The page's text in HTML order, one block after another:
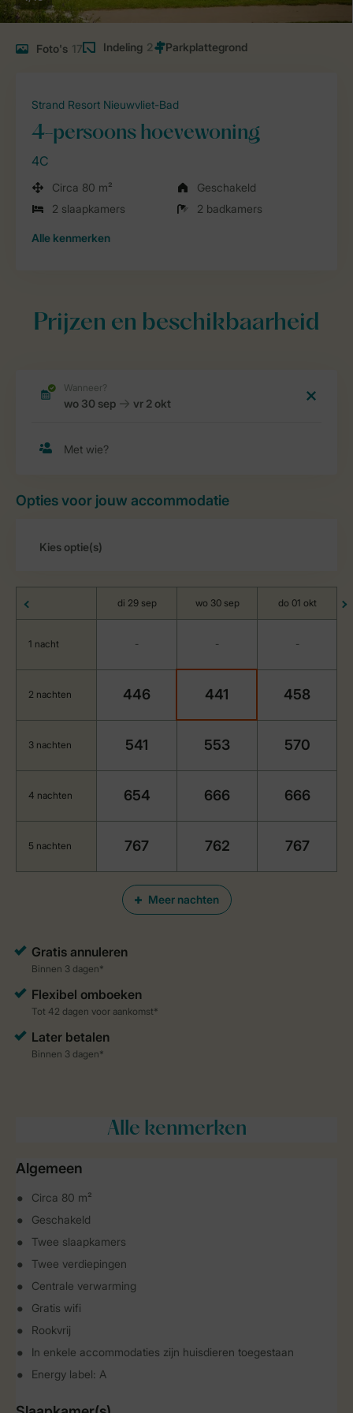
Foto's 17 Indeling 2
Strand Resort Nieuwvliet-Bad
4-persoons hoevewoning
4C
Circa 80 m²
Geschakeld
2 slaapkamers
2 badkamers
Alle kenmerken
Prijzen en beschikbaarheid
Opties voor jouw accommodatie
Meer nachten
di 29 sep wo 30 sep do 01 okt
1 nacht - - -
2 nachten 446 441 458
3 nachten 541 553 570
4 nachten 654 666 666
5 nachten 767 762 767
Alle kenmerken
Algemeen
Circa 80 m²
Geschakeld
Twee slaapkamers
Twee verdiepingen
Centrale verwarming
Gratis wifi
Rookvrij
In enkele accommodaties zijn huisdieren toegestaan
Energy label: A